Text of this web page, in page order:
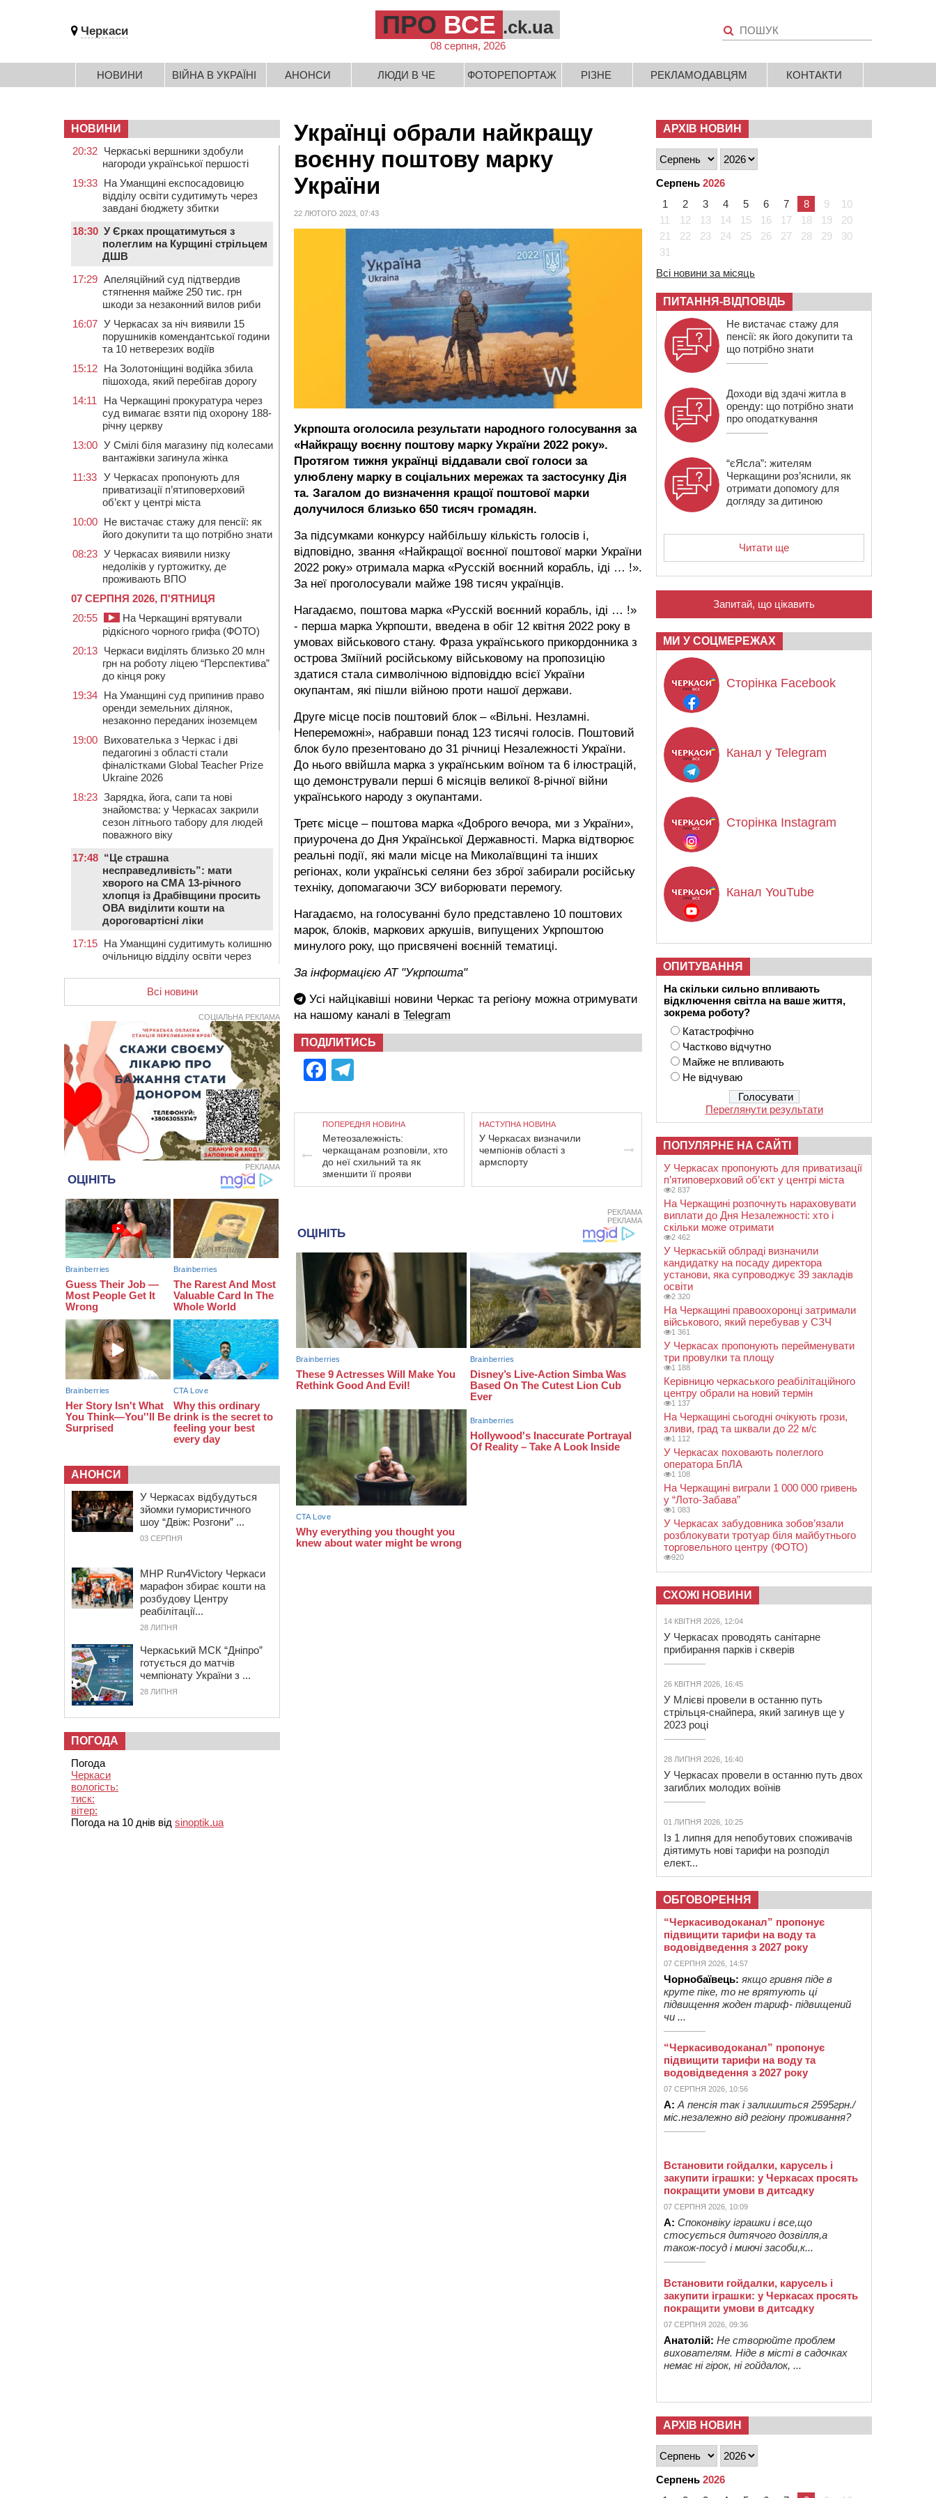
Черкаси ПРО ВСЕ .ck.ua
08 серпня, 2026
НОВИНИ ВІЙНА В УКРАЇНІ АНОНСИ ЛЮДИ В ЧЕ ФОТОРЕПОРТАЖ РІЗНЕ РЕКЛАМОДАВЦЯМ КОНТАКТИ
Українці обрали найкращу
воєнну поштову марку
України
22 ЛЮТОГО 2023, 07:43
Укрпошта оголосила результати народного голосування за
«Найкращу воєнну поштову марку України 2022 року».
Протягом тижня українці віддавали свої голоси за
улюблену марку в соціальних мережах та застосунку Дія
та. Загалом до визначення кращої поштової марки
долучилося близько 650 тисяч громадян.
За підсумками конкурсу найбільшу кількість голосів і,
відповідно, звання «Найкращої воєнної поштової марки України
2022 року» отримала марка «Русскій воєнний корабль, іді … !».
За неї проголосували майже 198 тисяч українців.
Нагадаємо, поштова марка «Русскій воєнний корабль, іді … !»
- перша марка Укрпошти, введена в обіг 12 квітня 2022 року в
умовах військового стану. Фраза українського прикордонника з
острова Зміїний російському військовому на пропозицію
здатися стала символічною відповіддю всієї України
окупантам, які пішли війною проти нашої держави.
Друге місце посів поштовий блок – «Вільні. Незламні.
Непереможні», набравши понад 123 тисячі голосів. Поштовий
блок було презентовано до 31 річниці Незалежності України.
До нього ввійшла марка з українським воїном та 6 ілюстрацій,
що демонстрували перші 6 місяців великої 8-річної війни
українського народу з окупантами.
Третє місце – поштова марка «Доброго вечора, ми з України»,
приурочена до Дня Української Державності. Марка відтворює
реальні події, які мали місце на Миколаївщині та інших
регіонах, коли українські селяни без зброї забирали російську
техніку, допомагаючи ЗСУ виборювати перемогу.
Нагадаємо, на голосуванні було представлено 10 поштових
марок, блоків, маркових аркушів, випущених Укрпоштою
минулого року, що присвячені воєнній тематиці.
За інформацією АТ "Укрпошта"
Усі найцікавіші новини Черкас та регіону можна отримувати
на нашому каналі в Telegram
ПОДІЛИТИСЬ
Facebook
ПОПЕРЕДНЯ НОВИНА
Метеозалежність:
черкащанам розповіли, хто
до неї схильний та як
зменшити її прояви
НАСТУПНА НОВИНА
У Черкасах визначили
чемпіонів області з
армспорту
РЕКЛАМА
РЕКЛАМА
НОВИНИ
20:32 Черкаські вершники здобули
нагороди української першості
19:33 На Уманщині експосадовицю
відділу освіти судитимуть через
завдані бюджету збитки
18:30 У Єрках прощатимуться з
полеглим на Курщині стрільцем
ДШВ
17:29 Апеляційний суд підтвердив
стягнення майже 250 тис. грн
шкоди за незаконний вилов риби
16:07 У Черкасах за ніч виявили 15
порушників комендантської години
та 10 нетверезих водіїв
15:12 На Золотоніщині водійка збила
пішохода, який перебігав дорогу
14:11
На Черкащині прокуратура через
суд вимагає взяти під охорону 188-
річну церкву
13:00 У Смілі біля магазину під колесами
вантажівки загинула жінка
11:33 У Черкасах пропонують для
приватизації п’ятиповерховий
об’єкт у центрі міста
10:00 Не вистачає стажу для пенсії: як
його докупити та що потрібно знати
08:23 У Черкасах виявили низку
недоліків у гуртожитку, де
проживають ВПО
07 СЕРПНЯ 2026, П'ЯТНИЦЯ
20:55
На Черкащині врятували
рідкісного чорного грифа (ФОТО)
20:13 Черкаси виділять близько 20 млн
грн на роботу ліцею “Перспектива”
до кінця року
19:34 На Уманщині суд припинив право
оренди земельних ділянок,
незаконно переданих іноземцем
19:00 Вихователька з Черкас і дві
педагогині з області стали
фіналістками Global Teacher Prize
Ukraine 2026
18:23 Зарядка, йога, сапи та нові
знайомства: у Черкасах закрили
сезон літнього табору для людей
поважного віку
17:48 “Це страшна
несправедливість”: мати
хворого на СМА 13-річного
хлопця із Драбівщини просить
ОВА виділити кошти на
дороговартісні ліки
17:15 На Уманщині судитимуть колишню
очільницю відділу освіти через
ціною
16:40 У Черкасах провели в останню
путь двох загиблих воїнів
16:07
До 1 вересня у Черкасах
оновлюють дорожню розмітку біля
навчальних закладів (ФОТОФАКТ)
15:39
На честь загиблого захисника і
чемпіона світу в Черкасах відкрили
спортивно-реабілітаційний центр
15:05
На Звенигородщині, попри
заборону міськради, проведуть
“Ше.Fest”
14:31 У Каневі аномальна спека
призвела до перебоїв у роботі
електромереж та комунальних
служб
14:02 На Черкащині намолотили перший
мільйон тонн зерна нового врожаю
пожежа сміттєзвалища
Всі новини
СОЦІАЛЬНА РЕКЛАМА
РЕКЛАМА
АНОНСИ
У Черкасах відбудуться
зйомки гумористичного
шоу “Двіж: Розгони” ...
03 СЕРПНЯ
MHP Run4Victory Черкаси
марафон збирає кошти на
розбудову Центру
реабілітації...
28 ЛИПНЯ
Черкаський МСК “Дніпро”
готується до матчів
чемпіонату України з ...
28 ЛИПНЯ
ПОГОДА
Погода
Черкаси
вологість:
тиск:
вітер:
Погода на 10 днів від sinoptik.ua
АРХІВ НОВИН
Серпень 2026
1
2 3 4 5 6 7 8 9
10
11
12 13 14 15 16 17 18 19
20
21
22 23 24 25 26 27 28 29
30
31
Всі новини за місяць
ПИТАННЯ-ВІДПОВІДЬ
Не вистачає стажу для
пенсії: як його докупити та
що потрібно знати
Доходи від здачі житла в
оренду: що потрібно знати
про оподаткування
“єЯсла”: жителям
Черкащини роз’яснили, як
отримати допомогу для
догляду за дитиною
Читати ще
Запитай, що цікавить
МИ У СОЦМЕРЕЖАХ
Сторінка Facebook
Канал у Telegram
Сторінка Instagram
Канал YouTube
ОПИТУВАННЯ
На скільки сильно впливають
відключення світла на ваше життя,
зокрема роботу?
Катастрофічно
Частково відчутно
Майже не впливають
Не відчуваю
Переглянути результати
ПОПУЛЯРНЕ НА САЙТІ
У Черкасах пропонують для приватизації
п’ятиповерховий об’єкт у центрі міста
2 837
На Черкащині розпочнуть нараховувати
виплати до Дня Незалежності: хто і
скільки може отримати
2 462
У Черкаській облраді визначили
кандидатку на посаду директора
установи, яка супроводжує 39 закладів
освіти
2 320
На Черкащині правоохоронці затримали
військового, який перебував у СЗЧ
1 361
У Черкасах пропонують перейменувати
три провулки та площу
1 188
Керівницю черкаського реабілітаційного
центру обрали на новий термін
1 137
На Черкащині сьогодні очікують грози,
зливи, град та шквали до 22 м/с
1 112
У Черкасах поховають полеглого
оператора БпЛА
1 108
На Черкащині виграли 1 000 000 гривень
у “Лото-Забава”
1 083
У Черкасах забудовника зобов’язали
розблокувати тротуар біля майбутнього
торговельного центру (ФОТО)
920
СХОЖІ НОВИНИ
14 КВІТНЯ 2026, 12:04
У Черкасах проводять санітарне
прибирання парків і скверів
26 КВІТНЯ 2026, 16:45
У Млієві провели в останню путь
стрільця-снайпера, який загинув ще у
2023 році
28 ЛИПНЯ 2026, 16:40
У Черкасах провели в останню путь двох
загиблих молодих воїнів
01 ЛИПНЯ 2026, 10:25
Із 1 липня для непобутових споживачів
діятимуть нові тарифи на розподіл
елект...
ОБГОВОРЕННЯ
“Черкасиводоканал” пропонує
підвищити тарифи на воду та
водовідведення з 2027 року
07 СЕРПНЯ 2026, 14:57
Чорнобаївець: якщо гривня піде в
круте піке, то не врятують ці
підвищення жоден тариф- підвищений
чи ...
“Черкасиводоканал” пропонує
підвищити тарифи на воду та
водовідведення з 2027 року
07 СЕРПНЯ 2026, 10:56
А: А пенсія так і залишиться 2595грн./
міс.незалежно від регіону проживання?
Встановити гойдалки, карусель і
закупити іграшки: у Черкасах просять
покращити умови в дитсадку
07 СЕРПНЯ 2026, 10:09
А: Споконвіку іграшки і все,що
стосується дитячого дозвілля,а
також-посуд і миючі засоби,к...
Встановити гойдалки, карусель і
закупити іграшки: у Черкасах просять
покращити умови в дитсадку
07 СЕРПНЯ 2026, 09:36
Анатолій: Не створюйте проблем
вихователям. Ніде в місті в садочках
немає ні гірок, ні гойдалок, ...
АРХІВ НОВИН
Серпень 2026